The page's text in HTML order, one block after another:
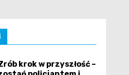
krok w przyszłość –